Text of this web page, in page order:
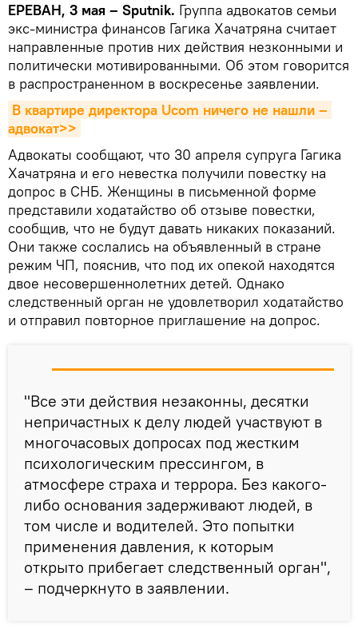
ЕРЕВАН, 3 мая – Sputnik. Группа адвокатов семьи
экс-министра финансов Гагика Хачатряна считает
направленные против них действия незконными и
политически мотивированными. Об этом говорится
в распространенном в воскресенье заявлении.
В квартире директора Ucom ничего не нашли –
адвокат>>
Адвокаты сообщают, что 30 апреля супруга Гагика
Хачатряна и его невестка получили повестку на
допрос в СНБ. Женщины в письменной форме
представили ходатайство об отзыве повестки,
сообщив, что не будут давать никаких показаний.
Они также сослались на объявленный в стране
режим ЧП, пояснив, что под их опекой находятся
двое несовершеннолетних детей. Однако
следственный орган не удовлетворил ходатайство
и отправил повторное приглашение на допрос.
"Все эти действия незаконны, десятки
непричастных к делу людей участвуют в
многочасовых допросах под жестким
психологическим прессингом, в
атмосфере страха и террора. Без какого-
либо основания задерживают людей, в
том числе и водителей. Это попытки
применения давления, к которым
открыто прибегает следственный орган",
– подчеркнуто в заявлении.